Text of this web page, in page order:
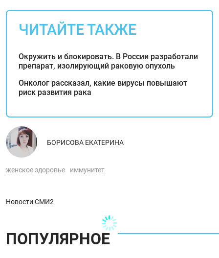
ЧИТАЙТЕ ТАКЖЕ
Окружить и блокировать. В России разработали
препарат, изолирующий раковую опухоль
Онколог рассказал, какие вирусы повышают
риск развития рака
БОРИСОВА ЕКАТЕРИНА
женское здоровье иммунитет
Новости СМИ2
ПОПУЛЯРНОЕ